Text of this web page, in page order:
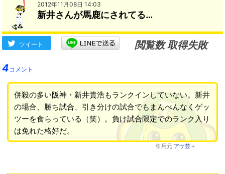
2012年11月08日 14:03
新井さんが馬鹿にされてる…
ツイート
閲覧数 取得失敗
4コメント
併殺の多い阪神・新井貴浩もランクインしていない。新井
の場合、勝ち試合、引き分けの試合でもまんべんなくゲッ
ツーを食らっている（笑）。負け試合限定でのランク入り
は免れた格好だ。
引用元 アサ芸＋